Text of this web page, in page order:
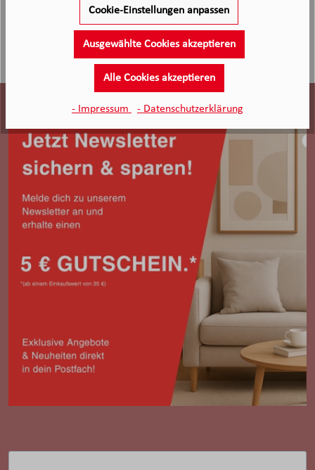
Cookie-Einstellungen anpassen
Ausgewählte Cookies akzeptieren
Alle Cookies akzeptieren
- Impressum - Datenschutzerklärung